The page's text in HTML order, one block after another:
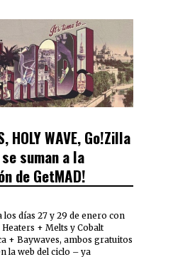
HOLY WAVE, Go!Zilla
se suman a la
de GetMAD!
los días 27 y 29 de enero con
+ Melts y Cobalt
+ Baywaves, ambos gratuitos
la web del ciclo – ya